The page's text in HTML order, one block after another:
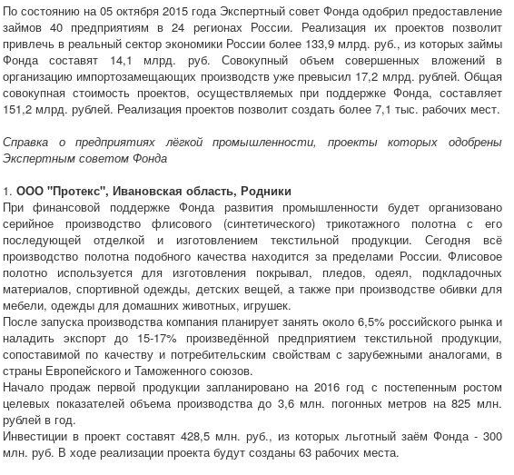
По состоянию на 05 октября 2015 года Экспертный совет Фонда одобрил предоставление
займов 40 предприятиям в 24 регионах России. Реализация их проектов позволит
привлечь в реальный сектор экономики России более 133,9 млрд. руб., из которых займы
Фонда составят 14,1 млрд. руб. Совокупный объем совершенных вложений в
организацию импортозамещающих производств уже превысил 17,2 млрд. рублей. Общая
совокупная стоимость проектов, осуществляемых при поддержке Фонда, составляет
151,2 млрд. рублей. Реализация проектов позволит создать более 7,1 тыс. рабочих мест.
Справка о предприятиях лёгкой промышленности, проекты которых одобрены
Экспертным советом Фонда
1. ООО "Протекс", Ивановская область, Родники
При финансовой поддержке Фонда развития промышленности будет организовано
серийное производство флисового (синтетического) трикотажного полотна с его
последующей отделкой и изготовлением текстильной продукции. Сегодня всё
производство полотна подобного качества находится за пределами России. Флисовое
полотно используется для изготовления покрывал, пледов, одеял, подкладочных
материалов, спортивной одежды, детских вещей, а также при производстве обивки для
мебели, одежды для домашних животных, игрушек.
После запуска производства компания планирует занять около 6,5% российского рынка и
наладить экспорт до 15-17% произведённой предприятием текстильной продукции,
сопоставимой по качеству и потребительским свойствам с зарубежными аналогами, в
страны Европейского и Таможенного союзов.
Начало продаж первой продукции запланировано на 2016 год с постепенным ростом
целевых показателей объема производства до 3,6 млн. погонных метров на 825 млн.
рублей в год.
Инвестиции в проект составят 428,5 млн. руб., из которых льготный заём Фонда - 300
млн. руб. В ходе реализации проекта будут созданы 63 рабочих места.